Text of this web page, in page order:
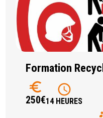
Formation
euro
250€
schedule
14 HEURES